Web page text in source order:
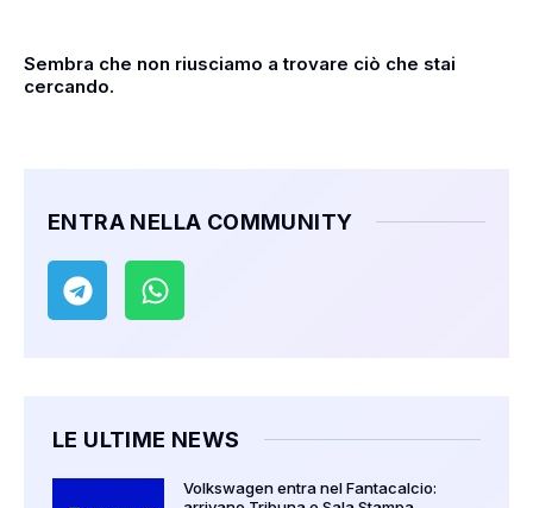
Sembra che non riusciamo a trovare ciò che stai
cercando.
ENTRA NELLA COMMUNITY
LE ULTIME NEWS
Volkswagen entra nel Fantacalcio: